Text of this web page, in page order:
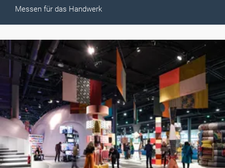
Messen für das Handwerk